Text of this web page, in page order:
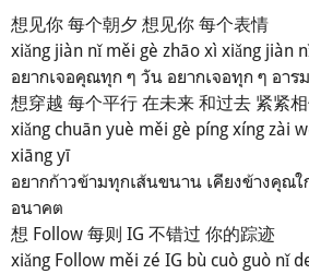
想见你 每个朝夕 想见你 每个表情
xiǎng jiàn nǐ měi gè zhāo xì xiǎng jiàn
อยากเจอคุณทุก ๆ วัน อยากเจอทุก ๆ อา
想穿越 每个平行 在未来 和过去 紧紧
xiǎng chuān yuè měi gè píng xíng zài
xiāng yī
อยากก้าวข้ามทุกเส้นขนาน เคียงข้างคุณ
อนาคต
想 Follow 每则 IG 不错过 你的踪迹
xiǎng Follow měi zé IG bù cuò guò nǐ